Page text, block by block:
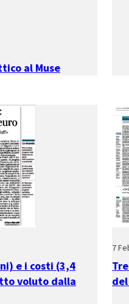
al Muse
e i costi (3,4
voluto dalla
7